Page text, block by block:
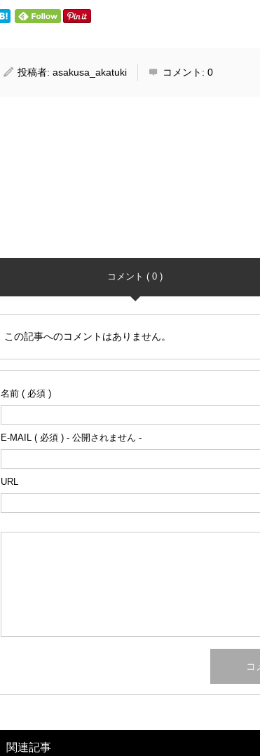
投稿者:asakusa_akatuki コメント:0
コメント ( 0 )
この記事へのコメントはありません。
名前 ( 必須 )
E-MAIL ( 必須 ) - 公開されません -
URL
関連記事